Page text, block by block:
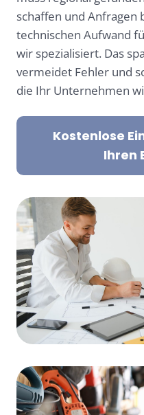
schaffen und Anfragen
technischen Aufwand
wir spezialisiert. Das
vermeidet Fehler und
die Ihr Unternehmen
Kostenlose
Ihren